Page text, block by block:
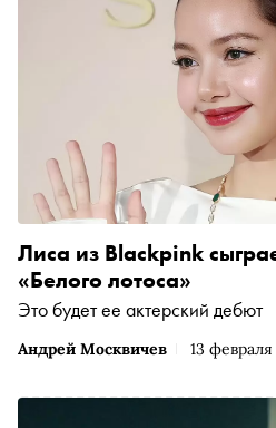
Андрей Москвичев 13
Лиса из Blackpink
«Белого лотоса»
Это будет ее актерский дебют